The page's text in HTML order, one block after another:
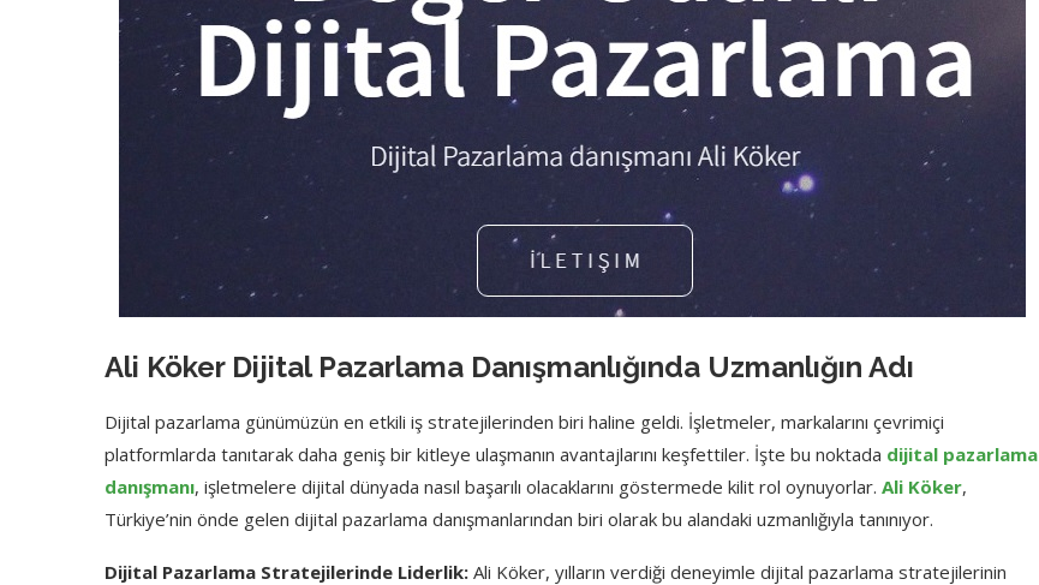
Ali Köker Dijital Pazarlama Danışmanlığında Uzmanlığın Adı
Dijital pazarlama günümüzün en etkili iş stratejilerinden biri haline geldi. İşletmeler, markalarını çevrimiçi
platformlarda tanıtarak daha geniş bir kitleye ulaşmanın avantajlarını keşfettiler. İşte bu noktada dijital pazarlama
danışmanı, işletmelere dijital dünyada nasıl başarılı olacaklarını göstermede kilit rol oynuyorlar. Ali Köker,
Türkiye’nin önde gelen dijital pazarlama danışmanlarından biri olarak bu alandaki uzmanlığıyla tanınıyor.
Dijital Pazarlama Stratejilerinde Liderlik: Ali Köker, yılların verdiği deneyimle dijital pazarlama stratejilerinin